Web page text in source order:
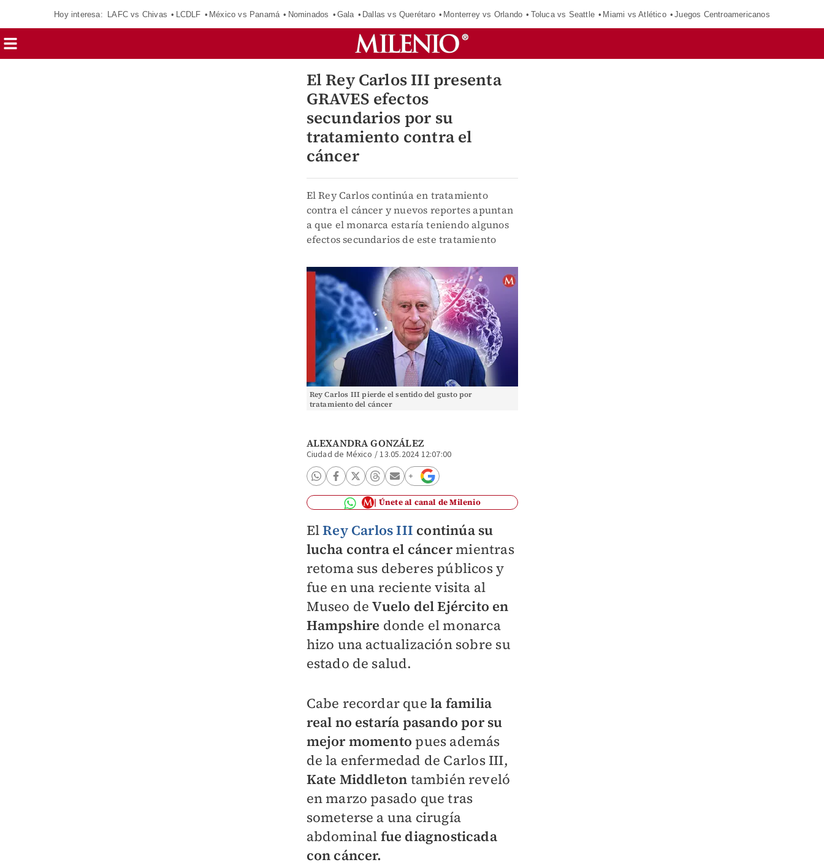
Hoy interesa: LAFC vs Chivas LCDLF México vs Panamá Nominados Gala Dallas vs Querétaro Monterrey vs Orlando Toluca vs Seattle Miami vs Atlético Juegos Centroamericanos
El Rey Carlos III presenta
GRAVES efectos
secundarios por su
tratamiento contra el
cáncer
El Rey Carlos continúa en tratamiento
contra el cáncer y nuevos reportes apuntan
a que el monarca estaría teniendo algunos
efectos secundarios de este tratamiento
Rey Carlos III pierde el sentido del gusto por
tratamiento del cáncer
ALEXANDRA GONZÁLEZ
Ciudad de México /13.05.2024 12:07:00
Únete al canal de Milenio
ElRey Carlos III continúa su
lucha contra el cáncermientras
retoma sus deberes públicos y
fue en una reciente visita al
Museo deVuelo del Ejército en
Hampshire donde el monarca
hizo una actualización sobre su
estado de salud.
Cabe recordar quela familia
real no estaría pasando por su
mejor momento pues además
de la enfermedad de Carlos III,
Kate Middleton también reveló
en marzo pasado que tras
someterse a una cirugía
abdominal fue diagnosticada
con cáncer.